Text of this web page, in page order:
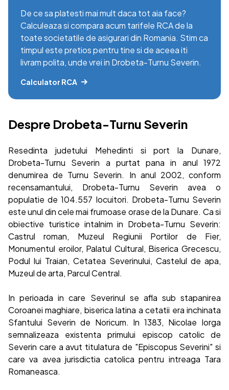
De ce sa platesti mai mult daca tot aia face?
Calculeaza si compara acum tarifele RCA de la
toate societatile de asigurari din Romania. Stim ca
timpul este pretios pentru tine si de aceea iti
livram polita, unde vrei in Drobeta-Turnu Severin.
Calculator RCA
Despre Drobeta-Turnu Severin
Resedinta judetului Mehedinti si port la Dunare,
Drobeta-Turnu Severin a purtat pana in anul 1972
denumirea de Turnu Severin. In anul 2002, conform
recensamantului, Drobeta-Turnu Severin avea o
populatie de 104.557 locuitori. Drobeta-Turnu Severin
este unul din cele mai frumoase orase de la Dunare. Ca si
obiective turistice intalnim in Drobeta-Turnu Severin:
Castrul roman, Muzeul Regiunii Portilor de Fier,
Monumentul eroilor, Palatul Cultural, Biserica Grecescu,
Podul lui Traian, Cetatea Severinului, Castelul de apa,
Muzeul de arta, Parcul Central.
In perioada in care Severinul se afla sub stapanirea
Coroanei maghiare, biserica latina a cetatii era inchinata
Sfantului Severin de Noricum. In 1383, Nicolae Iorga
semnalizeaza existenta primului episcop catolic de
Severin care a avut titulatura de "Episcopus Severini" si
care va avea jurisdictia catolica pentru intreaga Tara
Romaneasca.